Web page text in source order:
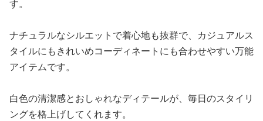
す。
ナチュラルなシルエットで着心地も抜群で、カジュアルス
タイルにもきれいめコーディネートにも合わせやすい万能
アイテムです。
白色の清潔感とおしゃれなディテールが、毎日のスタイリ
ングを格上げしてくれます。